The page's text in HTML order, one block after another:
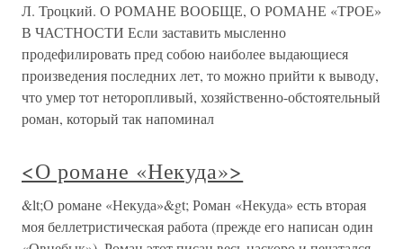
Л. Троцкий. О РОМАНЕ ВООБЩЕ, О РОМАНЕ «ТРОЕ»
В ЧАСТНОСТИ Если заставить мысленно
продефилировать пред собою наиболее выдающиеся
произведения последних лет, то можно прийти к выводу,
что умер тот неторопливый, хозяйственно-обстоятельный
роман, который так напоминал
<О романе «Некуда»>
&lt;О романе «Некуда»&gt; Роман «Некуда» есть вторая
моя беллетристическая работа (прежде его написан один